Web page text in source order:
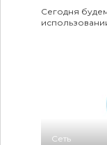
Сегодня
Сеть